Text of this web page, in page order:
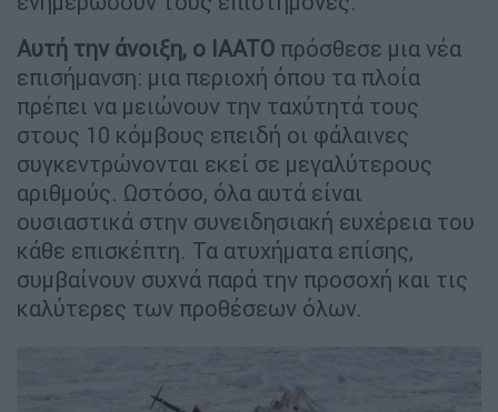
Αυτή την άνοιξη, ο IAATO πρόσθεσε μια νέα
επισήμανση: μια περιοχή όπου τα πλοία
πρέπει να μειώνουν την ταχύτητά τους
στους 10 κόμβους επειδή οι φάλαινες
συγκεντρώνονται εκεί σε μεγαλύτερους
αριθμούς. Ωστόσο, όλα αυτά είναι
ουσιαστικά στην συνειδησιακή ευχέρεια του
κάθε επισκέπτη. Τα ατυχήματα επίσης,
συμβαίνουν συχνά παρά την προσοχή και τις
καλύτερες των προθέσεων όλων.